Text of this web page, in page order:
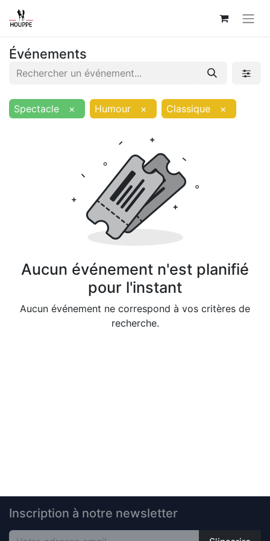
Événements
Spectacle × Humour × Classique ×
Aucun événement n'est planifié
pour l'instant
Aucun événement ne correspond à vos critères de
recherche.
Inscription à notre newsletter